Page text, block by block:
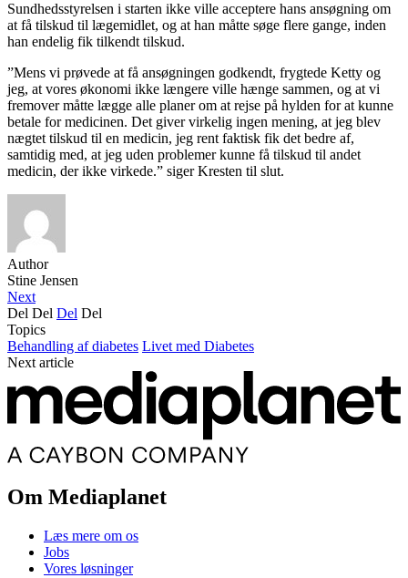
Sundhedsstyrelsen i starten ikke ville acceptere hans ansøgning om
at få tilskud til lægemidlet, og at han måtte søge flere gange, inden
han endelig fik tilkendt tilskud.
”Mens vi prøvede at få ansøgningen godkendt, frygtede Ketty og
jeg, at vores økonomi ikke længere ville hænge sammen, og at vi
fremover måtte lægge alle planer om at rejse på hylden for at kunne
betale for medicinen. Det giver virkelig ingen mening, at jeg blev
nægtet tilskud til en medicin, jeg rent faktisk fik det bedre af,
samtidig med, at jeg uden problemer kunne få tilskud til andet
medicin, der ikke virkede.” siger Kresten til slut.
Author
Stine Jensen
Next
Del Del Del Del
Topics
Behandling af diabetes Livet med Diabetes
Next article
Om Mediaplanet
Læs mere om os
Jobs
Vores løsninger